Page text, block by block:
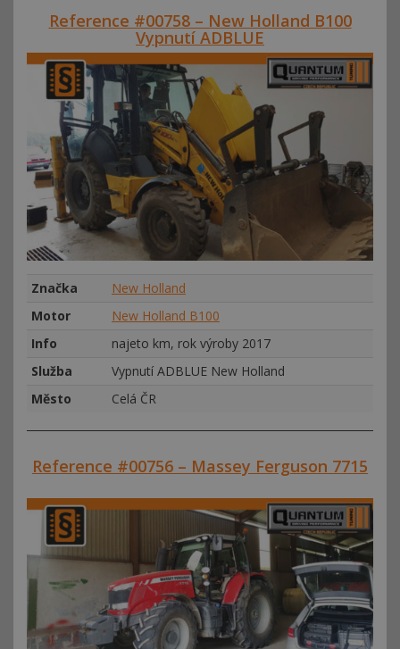
Reference #00758 – New Holland B100
Vypnutí ADBLUE
Značka
New Holland
Motor
New Holland B100
Info
najeto km, rok výroby 2017
Služba
Vypnutí ADBLUE New Holland
Město
Celá ČR
Reference #00756 – Massey Ferguson 7715